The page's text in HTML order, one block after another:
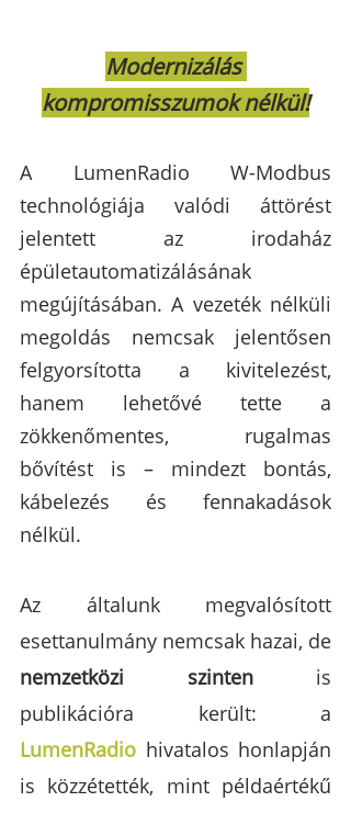
Modernizálás
kompromisszumok nélkül!
A LumenRadio W-Modbus
technológiája valódi áttörést
jelentett az irodaház
épületautomatizálásának
megújításában. A vezeték nélküli
megoldás nemcsak jelentősen
felgyorsította a kivitelezést,
hanem lehetővé tette a
zökkenőmentes, rugalmas
bővítést is – mindezt bontás,
kábelezés és fennakadások
nélkül.
Az általunk megvalósított
nemzetközi szinten is
LumenRadio hivatalos honlapján
is közzétették, mint példaértékű